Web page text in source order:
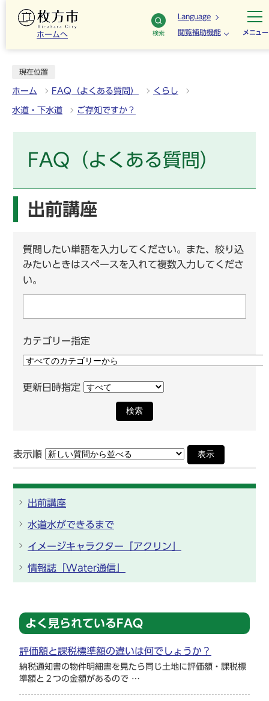
ホームへ 検索
Language
閲覧補助機能 メニュー
現在位置
ホーム FAQ（よくある質問） くらし
水道・下水道 ご存知ですか？
FAQ（よくある質問）
出前講座
質問したい単語を入力してください。また、絞り込
みたいときはスペースを入れて複数入力してくださ
い。
カテゴリー指定
更新日時指定
検索
表示順 表示
出前講座
水道水ができるまで
イメージキャラクター「アクリン」
情報誌「Water通信」
よく見られているFAQ
評価額と課税標準額の違いは何でしょうか？
納税通知書の物件明細書を見たら同じ土地に評価額・課税標
準額と２つの金額があるので …